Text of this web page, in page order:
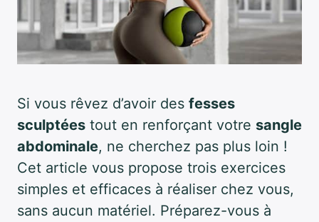
Si vous rêvez d’avoir des fesses
sculptées tout en renforçant votre sangle
abdominale, ne cherchez pas plus loin !
Cet article vous propose trois exercices
simples et efficaces à réaliser chez vous,
sans aucun matériel. Préparez-vous à